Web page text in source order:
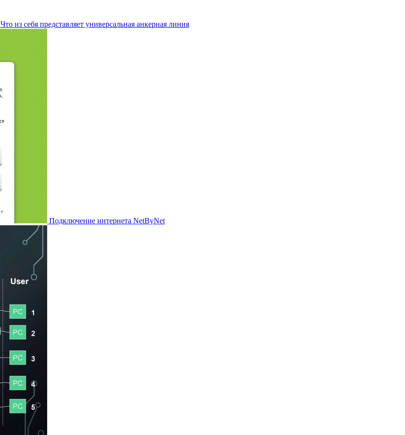
Что из себя представляет универсальная анкерная линия
Подключение интернета NetByNet